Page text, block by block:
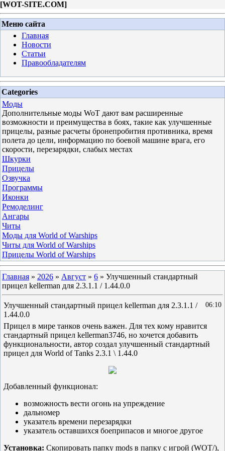
[WOT-SITE.COM]
Меню сайта
Главная
Новости
Статьи
Правообладателям
Categories
Моды
Дополнительные моды WoT дают вам расширенные
возможности и преимущества в боях, такие как улучшенные
прицелы, разные расчеты бронепробития противника, время
полета до цели, информацию по боевой машине врага, его
скорости, перезарядки, слабых местах
Шкурки
Прицелы
Озвучка
Программы
Иконки
Ремоделинг
Ангары
Читы
Моды для World of Warships
Читы для World of Warships
Прицелы World of Warships
Главная » 2026 » Август » 6 » Улучшенный стандартный
прицел kellerman для 2.3.1.1 / 1.44.0.0
06:10
Улучшенный стандартный прицел kellerman для 2.3.1.1 /
1.44.0.0
Прицел в мире танков очень важен. Для тех кому нравится
стандартный прицел kellerman3746, но хочется добавить
функциональности, автор создал улучшенный стандартный
прицел для World of Tanks 2.3.1 \ 1.44.0
Добавленный функционал:
возможность вести огонь на упреждение
дальномер
указатель времени перезарядки
указатель оставшихся боеприпасов и многое другое
Установка: Скопировать папку mods в папку с игрой (WOT/),